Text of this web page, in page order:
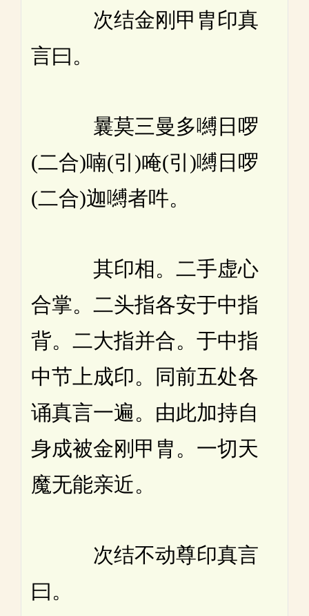
次结金刚甲胄印真
言曰。
曩莫三曼多嚩日啰
(二合)喃(引)唵(引)嚩日啰
(二合)迦嚩者吽。
其印相。二手虚心
合掌。二头指各安于中指
背。二大指并合。于中指
中节上成印。同前五处各
诵真言一遍。由此加持自
身成被金刚甲胄。一切天
魔无能亲近。
次结不动尊印真言
曰。